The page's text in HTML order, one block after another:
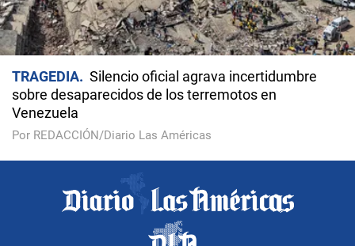
TRAGEDIA
Silencio oficial agrava incertidumbre
sobre desaparecidos de los terremotos en
Venezuela
Por REDACCIÓN/Diario Las Américas